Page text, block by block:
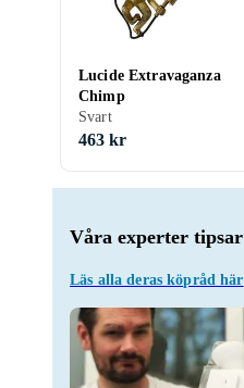
Våra experter tipsar
Läs alla deras köpråd här
Lucide Extravaganza
Chimp
Svart
463 kr